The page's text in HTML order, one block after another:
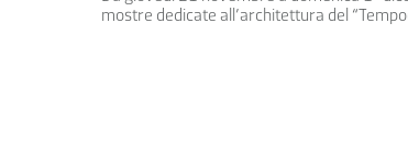
mostre dedicate all’architettura del